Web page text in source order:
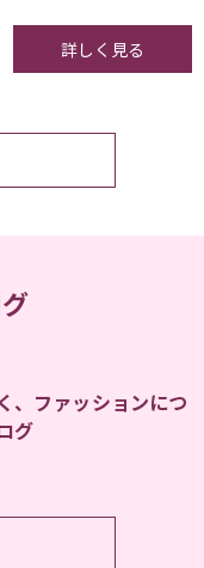
詳しく見る
、ファッションにつ
グ